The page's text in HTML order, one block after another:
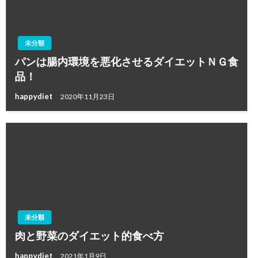
未分類
パンは腸内環境を悪化させるダイエットＮＧ食
品！
happydiet 2020年11月23日
未分類
肉と野菜のダイエット的食べ方
happydiet 2021年1月9日